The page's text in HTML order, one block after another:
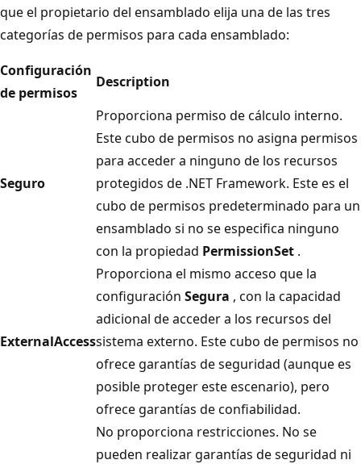
que el propietario del ensamblado elija una de las tres
categorías de permisos para cada ensamblado:
Configuración
de permisos
Description
Seguro
Proporciona permiso de cálculo interno.
Este cubo de permisos no asigna permisos
para acceder a ninguno de los recursos
protegidos de .NET Framework. Este es el
cubo de permisos predeterminado para un
ensamblado si no se especifica ninguno
con la propiedad PermissionSet .
ExternalAccess
Proporciona el mismo acceso que la
configuración Segura , con la capacidad
adicional de acceder a los recursos del
sistema externo. Este cubo de permisos no
ofrece garantías de seguridad (aunque es
posible proteger este escenario), pero
ofrece garantías de confiabilidad.
No proporciona restricciones. No se
pueden realizar garantías de seguridad ni